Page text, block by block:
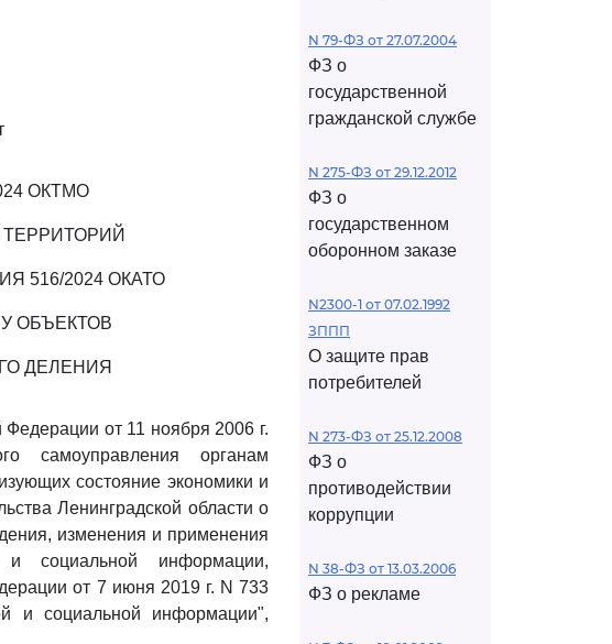
ОКТМО
516/2024 ОКАТО
ОБЪЕКТОВ
ДЕЛЕНИЯ
Федерации от 11 ноября 2006 г.
самоуправления органам
состояние экономики и
Ленинградской области о
изменения и применения
и социальной информации,
от 7 июня 2019 г. N 733
и социальной информации",
N 79-ФЗ от 27.07.2004
ФЗ о
государственной
гражданской службе
N 275-ФЗ от 29.12.2012
ФЗ о
государственном
оборонном заказе
N2300-1 от 07.02.1992
ЗППП
О защите прав
потребителей
N 273-ФЗ от 25.12.2008
ФЗ о
противодействии
коррупции
N 38-ФЗ от 13.03.2006
ФЗ о рекламе